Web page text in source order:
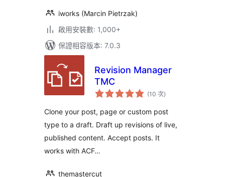
iworks (Marcin Pietrzak)
啟用安裝數: 1,000+
保證相容版本: 7.0.3
Revision Manager
TMC
(10 次評
分
數
)
Clone your post, page or custom post
type to a draft. Draft up revisions of live,
published content. Accept posts. It
works with ACF…
themastercut